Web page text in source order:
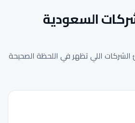
السعودية
اللي تظهر في اللحظة الصحيحة